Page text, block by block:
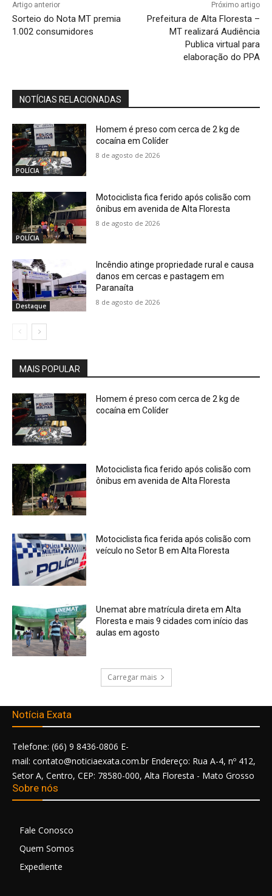
Artigo anterior
Sorteio do Nota MT premia
1.002 consumidores
Próximo artigo
Prefeitura de Alta Floresta –
MT realizará Audiência
Publica virtual para
elaboração do PPA
NOTÍCIAS RELACIONADAS
POLÍCIA
Homem é preso com cerca de 2 kg de
cocaína em Colíder
8 de agosto de 2026
POLÍCIA
Motociclista fica ferido após colisão com
ônibus em avenida de Alta Floresta
8 de agosto de 2026
Destaque
Incêndio atinge propriedade rural e causa
danos em cercas e pastagem em
Paranaíta
8 de agosto de 2026
MAIS POPULAR
Homem é preso com cerca de 2 kg de
cocaína em Colíder
Motociclista fica ferido após colisão com
ônibus em avenida de Alta Floresta
Motociclista fica ferida após colisão com
veículo no Setor B em Alta Floresta
Unemat abre matrícula direta em Alta
Floresta e mais 9 cidades com início das
aulas em agosto
Carregar mais
Notícia Exata
Telefone: (66) 9 8436-0806 E-
mail: contato@noticiaexata.com.br Endereço: Rua A-4, nº 412,
Setor A, Centro, CEP: 78580-000, Alta Floresta - Mato Grosso
Sobre nós
Fale Conosco
Quem Somos
Expediente